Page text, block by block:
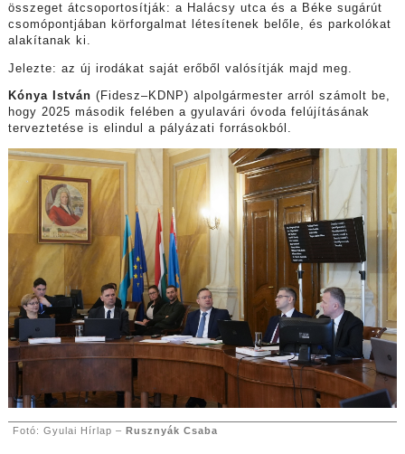
összeget átcsoportosítják: a Halácsy utca és a Béke sugárút
csomópontjában körforgalmat létesítenek belőle, és parkolókat
alakítanak ki.
Jelezte: az új irodákat saját erőből valósítják majd meg.
Kónya István (Fidesz–KDNP) alpolgármester arról számolt be,
hogy 2025 második felében a gyulavári óvoda felújításának
terveztetése is elindul a pályázati forrásokból.
Fotó: Gyulai Hírlap – Rusznyák Csaba